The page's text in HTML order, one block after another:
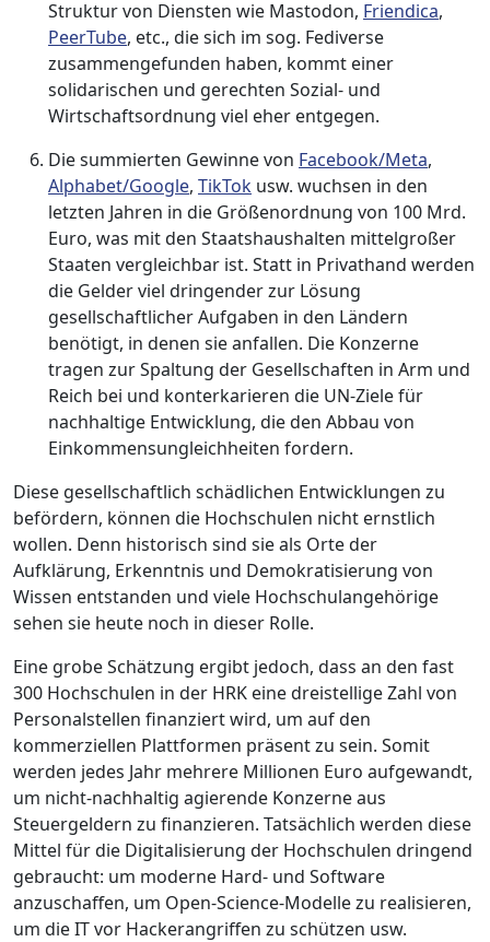
Struktur von Diensten wie Mastodon, Friendica,
PeerTube, etc., die sich im sog. Fediverse
zusammengefunden haben, kommt einer
solidarischen und gerechten Sozial- und
Wirtschaftsordnung viel eher entgegen.
Die summierten Gewinne von Facebook/Meta,
Alphabet/Google, TikTok usw. wuchsen in den
letzten Jahren in die Größenordnung von 100 Mrd.
Euro, was mit den Staatshaushalten mittelgroßer
Staaten vergleichbar ist. Statt in Privathand werden
die Gelder viel dringender zur Lösung
gesellschaftlicher Aufgaben in den Ländern
benötigt, in denen sie anfallen. Die Konzerne
tragen zur Spaltung der Gesellschaften in Arm und
Reich bei und konterkarieren die UN-Ziele für
nachhaltige Entwicklung, die den Abbau von
Einkommensungleichheiten fordern.
Diese gesellschaftlich schädlichen Entwicklungen zu
befördern, können die Hochschulen nicht ernstlich
wollen. Denn historisch sind sie als Orte der
Aufklärung, Erkenntnis und Demokratisierung von
Wissen entstanden und viele Hochschulangehörige
sehen sie heute noch in dieser Rolle.
Eine grobe Schätzung ergibt jedoch, dass an den fast
300 Hochschulen in der HRK eine dreistellige Zahl von
Personalstellen finanziert wird, um auf den
kommerziellen Plattformen präsent zu sein. Somit
werden jedes Jahr mehrere Millionen Euro aufgewandt,
um nicht-nachhaltig agierende Konzerne aus
Steuergeldern zu finanzieren. Tatsächlich werden diese
Mittel für die Digitalisierung der Hochschulen dringend
gebraucht: um moderne Hard- und Software
anzuschaffen, um Open-Science-Modelle zu realisieren,
um die IT vor Hackerangriffen zu schützen usw.